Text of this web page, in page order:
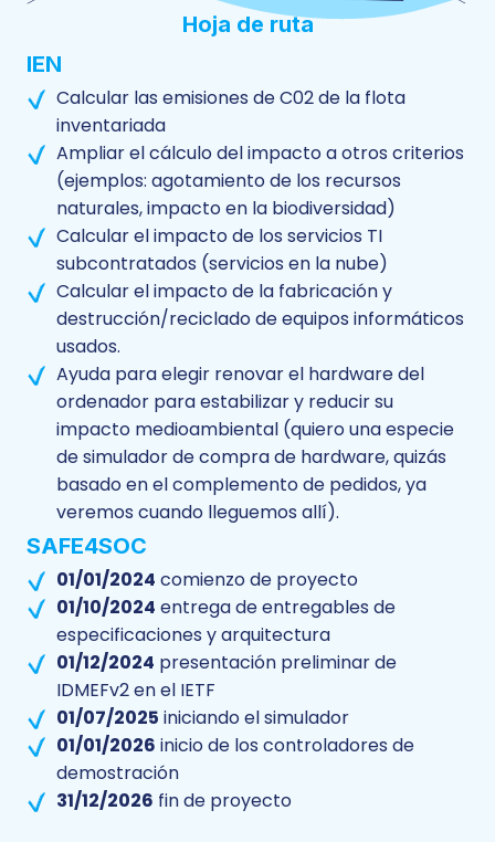
Hoja de ruta
IEN
Calcular las emisiones de C02 de la flota
inventariada
Ampliar el cálculo del impacto a otros criterios
(ejemplos: agotamiento de los recursos
naturales, impacto en la biodiversidad)
Calcular el impacto de los servicios TI
subcontratados (servicios en la nube)
Calcular el impacto de la fabricación y
destrucción/reciclado de equipos informáticos
usados.
Ayuda para elegir renovar el hardware del
ordenador para estabilizar y reducir su
impacto medioambiental (quiero una especie
de simulador de compra de hardware, quizás
basado en el complemento de pedidos, ya
veremos cuando lleguemos allí).
SAFE4SOC
01/01/2024 comienzo de proyecto
01/10/2024 entrega de entregables de
especificaciones y arquitectura
01/12/2024 presentación preliminar de
IDMEFv2 en el IETF
01/07/2025 iniciando el simulador
01/01/2026 inicio de los controladores de
demostración
31/12/2026 fin de proyecto